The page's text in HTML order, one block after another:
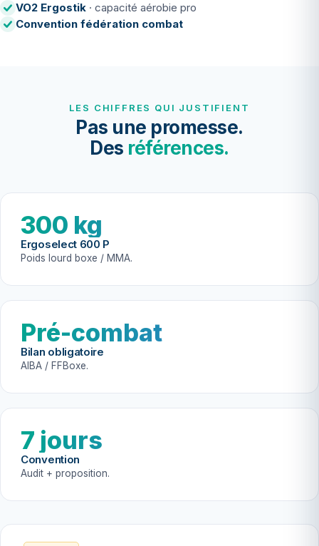
VO2 Ergostik · capacité aérobie pro
Convention fédération combat
LES CHIFFRES QUI JUSTIFIENT
Pas une promesse.
Des références.
300 kg
Ergoselect 600 P
Poids lourd boxe / MMA.
Pré-combat
Bilan obligatoire
AIBA / FFBoxe.
7 jours
Convention
Audit + proposition.